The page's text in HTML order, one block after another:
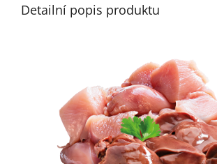
Detailní popis produktu